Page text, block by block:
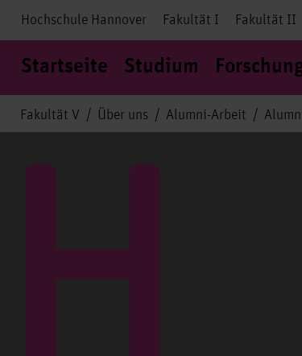
Hochschule Hannover Fakultät I Fakultät II
Startseite Studium
Fakultät V Über uns Alumni-Arbeit